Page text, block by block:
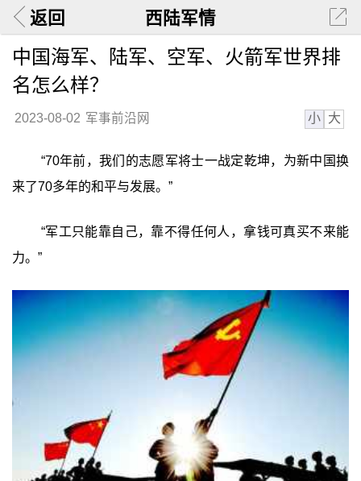
返回 西陆军情
中国海军、陆军、空军、火箭军世界排
名怎么样？
2023-08-02 军事前沿网 小 大
“70年前，我们的志愿军将士一战定乾坤，为新中国换
来了70多年的和平与发展。”
“军工只能靠自己，靠不得任何人，拿钱可真买不来能
力。”